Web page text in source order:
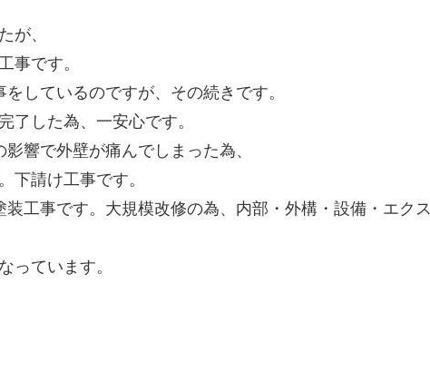
が、
事です。
しているのですが、その続きです。
了した為、一安心です。
響で外壁が痛んでしまった為、
下請け工事です。
工事です。大規模改修の為、内部・外構・設備・エクス
っています。